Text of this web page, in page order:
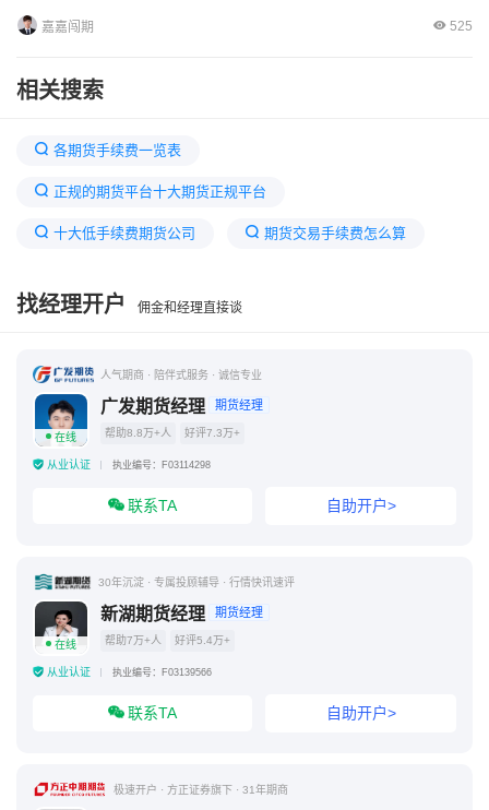
嘉嘉闯期 525
相关搜索
各期货手续费一览表
正规的期货平台十大期货正规平台
十大低手续费期货公司 期货交易手续费怎么算
期货计算器 怎么买期货新手入门
被期货骗的全部过程 国家批准的期货交易平台
找经理开户 佣金和经理直接谈
人气期商 · 陪伴式服务 · 诚信专业
在线
广发期货经理 期货经理
帮助8.8万+人 好评7.3万+
从业认证 执业编号：F03114298
联系TA 自助开户>
30年沉淀 · 专属投顾辅导 · 行情快讯速评
在线
新湖期货经理 期货经理
帮助7万+人 好评5.4万+
从业认证 执业编号：F03139566
联系TA 自助开户>
极速开户 · 方正证券旗下 · 31年期商